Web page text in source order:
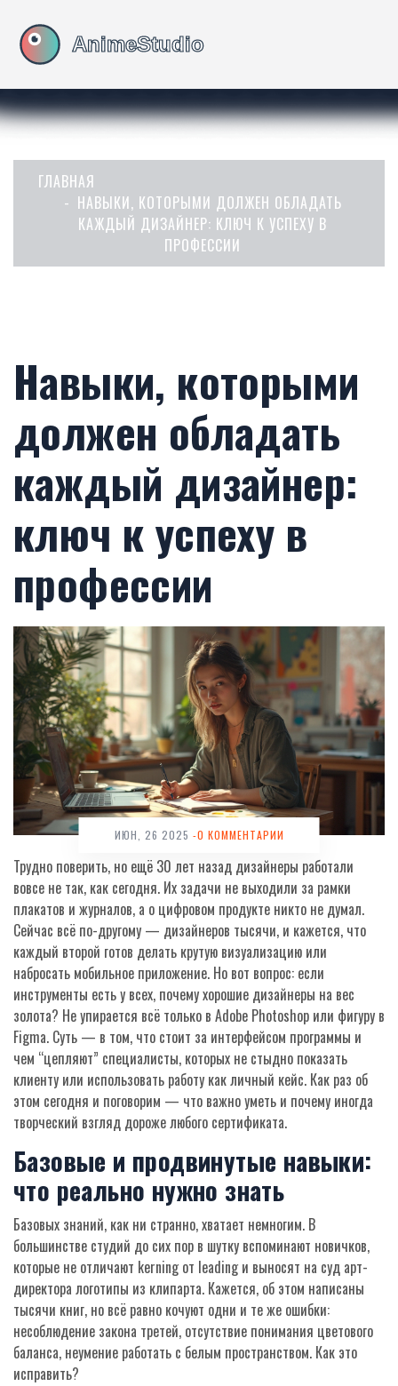
ГЛАВНАЯ
НАВЫКИ, КОТОРЫМИ ДОЛЖЕН ОБЛАДАТЬ
КАЖДЫЙ ДИЗАЙНЕР: КЛЮЧ К УСПЕХУ В
ПРОФЕССИИ
Навыки, которыми
должен обладать
каждый дизайнер:
ключ к успеху в
профессии
ИЮН, 26 2025 -0 КОММЕНТАРИИ
Трудно поверить, но ещё 30 лет назад дизайнеры работали
вовсе не так, как сегодня. Их задачи не выходили за рамки
плакатов и журналов, а о цифровом продукте никто не думал.
Сейчас всё по-другому — дизайнеров тысячи, и кажется, что
каждый второй готов делать крутую визуализацию или
набросать мобильное приложение. Но вот вопрос: если
инструменты есть у всех, почему хорошие дизайнеры на вес
золота? Не упирается всё только в Adobe Photoshop или фигуру в
Figma. Суть — в том, что стоит за интерфейсом программы и
чем “цепляют” специалисты, которых не стыдно показать
клиенту или использовать работу как личный кейс. Как раз об
этом сегодня и поговорим — что важно уметь и почему иногда
творческий взгляд дороже любого сертификата.
Базовые и продвинутые навыки:
что реально нужно знать
Базовых знаний, как ни странно, хватает немногим. В
большинстве студий до сих пор в шутку вспоминают новичков,
которые не отличают kerning от leading и выносят на суд арт-
директора логотипы из клипарта. Кажется, об этом написаны
тысячи книг, но всё равно кочуют одни и те же ошибки:
несоблюдение закона третей, отсутствие понимания цветового
баланса, неумение работать с белым пространством. Как это
исправить?